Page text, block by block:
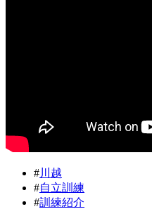
#川越
#自立訓練
#訓練紹介